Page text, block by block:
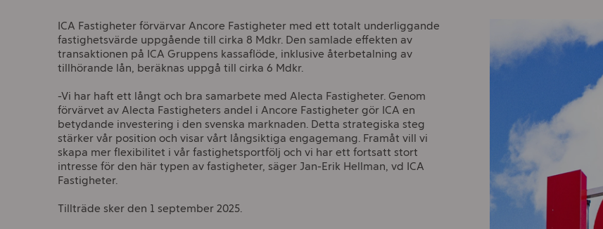
ICA Fastigheter förvärvar Ancore Fastigheter med ett totalt underliggande
fastighetsvärde uppgående till cirka 8 Mdkr. Den samlade effekten av
transaktionen på ICA Gruppens kassaflöde, inklusive återbetalning av
tillhörande lån, beräknas uppgå till cirka 6 Mdkr.
-Vi har haft ett långt och bra samarbete med Alecta Fastigheter. Genom
förvärvet av Alecta Fastigheters andel i Ancore Fastigheter gör ICA en
betydande investering i den svenska marknaden. Detta strategiska steg
stärker vår position och visar vårt långsiktiga engagemang. Framåt vill vi
skapa mer flexibilitet i vår fastighetsportfölj och vi har ett fortsatt stort
intresse för den här typen av fastigheter, säger Jan-Erik Hellman, vd ICA
Fastigheter.
Tillträde sker den 1 september 2025.